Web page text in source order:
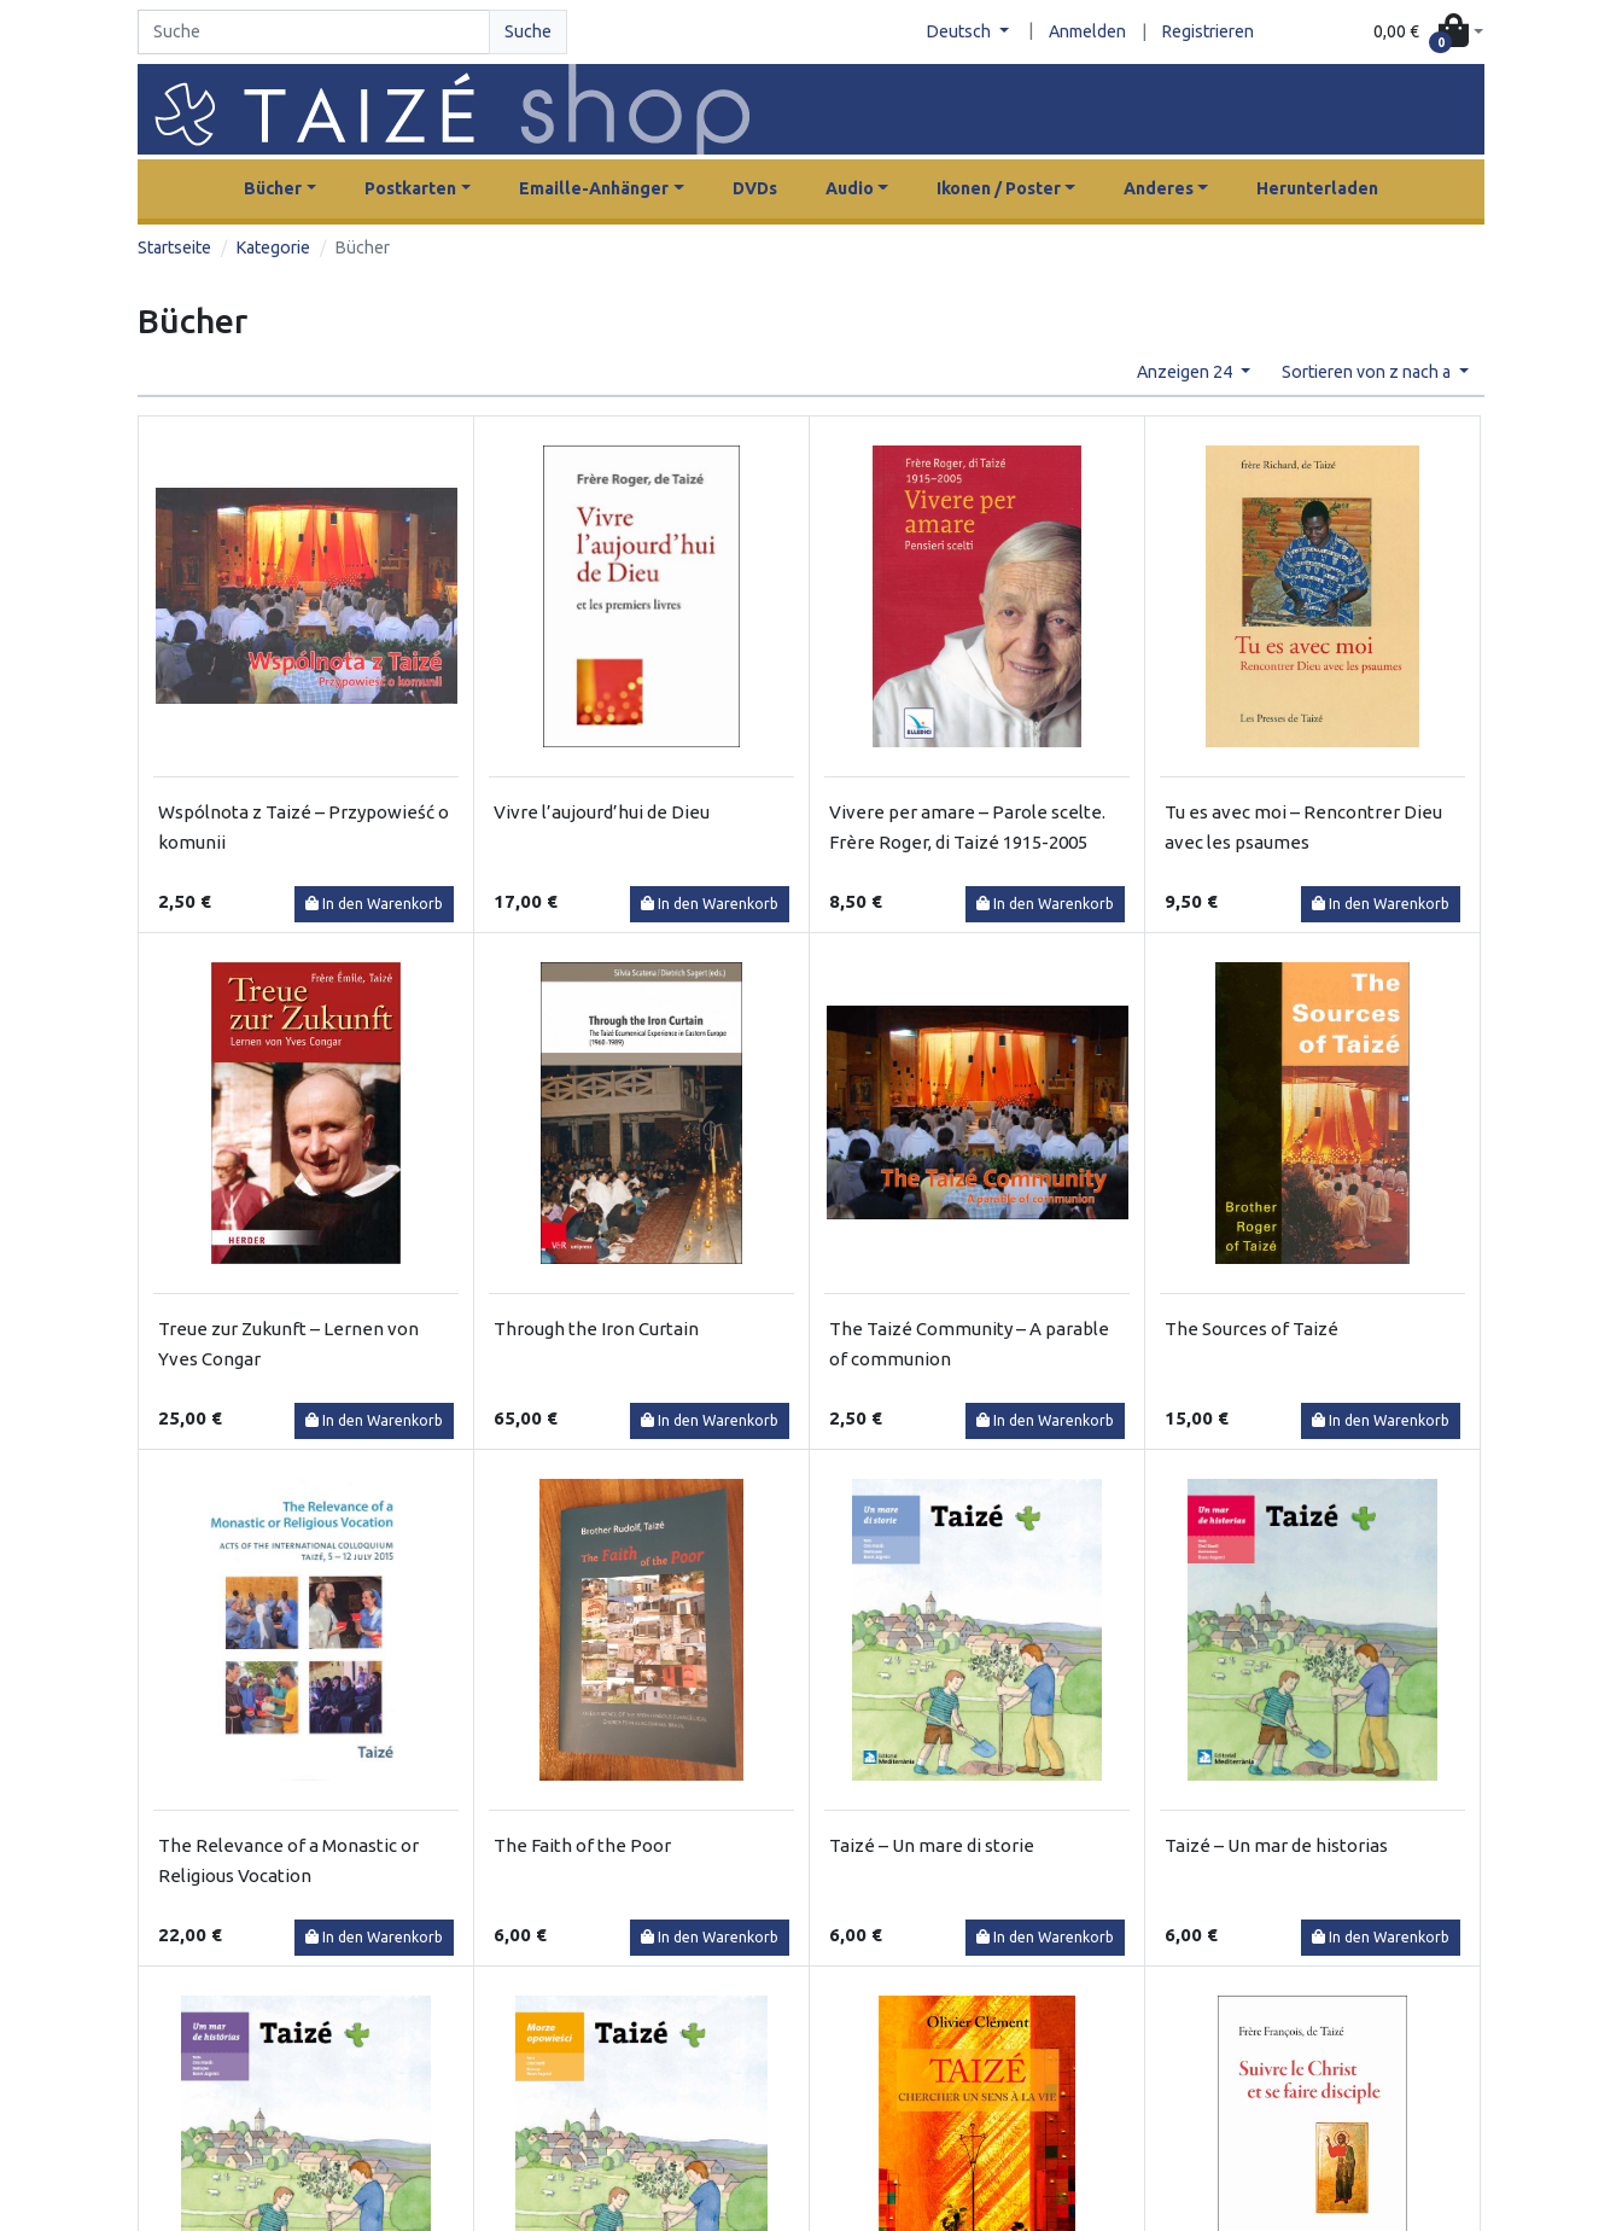
Suche Deutsch Anmelden Registrieren 0,00 €
0
Bücher Postkarten Emaille-Anhänger DVDs Audio Ikonen / Poster Anderes Herunterladen
Startseite Kategorie Bücher
Bücher
Anzeigen 24 Sortieren von z nach a
Wspólnota z Taizé – Przypowieść o
komunii
2,50 € In den Warenkorb
Vivre l’aujourd’hui de Dieu
17,00 € In den Warenkorb
Vivere per amare – Parole scelte.
Frère Roger, di Taizé 1915-2005
8,50 € In den Warenkorb
Tu es avec moi – Rencontrer Dieu
avec les psaumes
9,50 € In den Warenkorb
Treue zur Zukunft – Lernen von
Yves Congar
25,00 € In den Warenkorb
Through the Iron Curtain
65,00 € In den Warenkorb
The Taizé Community – A parable
of communion
2,50 € In den Warenkorb
The Sources of Taizé
15,00 € In den Warenkorb
The Relevance of a Monastic or
Religious Vocation
22,00 € In den Warenkorb
The Faith of the Poor
6,00 € In den Warenkorb
Taizé – Un mare di storie
6,00 € In den Warenkorb
Taizé – Un mar de historias
6,00 € In den Warenkorb